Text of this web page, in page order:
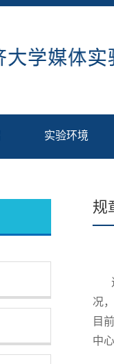
实验环境
规
况
目
中